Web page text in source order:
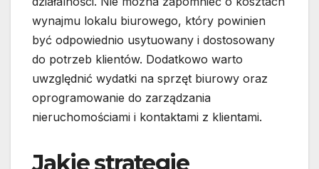
wynajmu lokalu biurowego, który powinien
być odpowiednio usytuowany i dostosowany
do potrzeb klientów. Dodatkowo warto
uwzględnić wydatki na sprzęt biurowy oraz
oprogramowanie do zarządzania
nieruchomościami i kontaktami z klientami.
Jakie strategie